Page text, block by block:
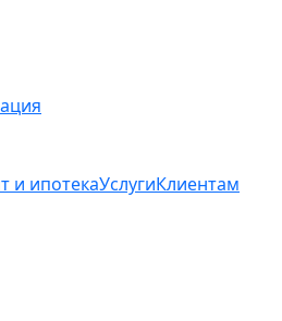
и ипотекаУслугиКлиентам